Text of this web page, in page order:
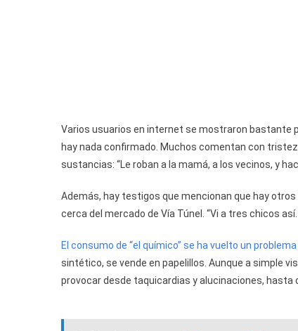
Varios usuarios en internet se mostraron bastante
hay nada confirmado. Muchos comentan con
sustancias: “Le roban a la mamá, a los vecinos, y
Además, hay testigos que mencionan que hay
cerca del mercado de Vía Túnel. “Vi a tres chicos
El consumo de “el químico” se ha vuelto un
sintético, se vende en papelillos. Aunque a simple
provocar desde taquicardias y alucinaciones,